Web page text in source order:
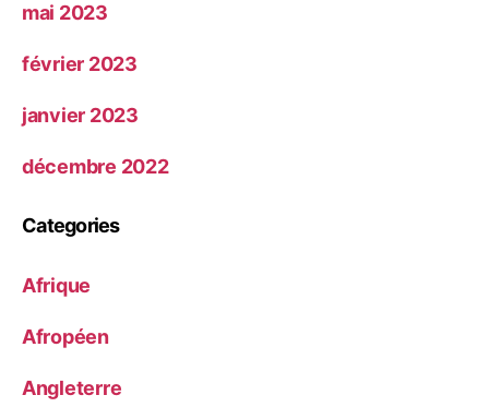
mai 2023
février 2023
janvier 2023
décembre 2022
Categories
Afrique
Afropéen
Angleterre